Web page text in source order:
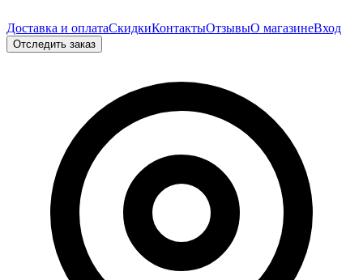
Доставка и оплатаСкидкиКонтактыОтзывыО магазинеВход
Отследить заказ